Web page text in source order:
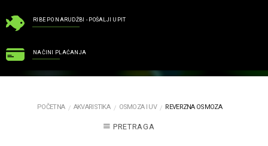
RIBE PO NARUDŽBI - POŠALJI UPIT
NAČINI PLAĆANJA
POČETNA / AKVARISTIKA / OSMOZA I UV / REVERZNA OSMOZA
PRETRAGA